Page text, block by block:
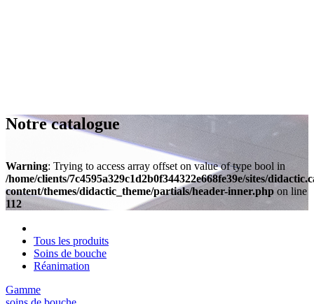
Notre catalogue
Warning: Trying to access array offset on value of type bool in
/home/clients/7c4595a329c1d2b0f344322e668fe39e/sites/
content/themes/didactic_theme/partials/header-inner.php on line
112
Tous les produits
Soins de bouche
Réanimation
Gamme